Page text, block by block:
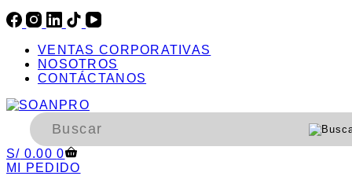
VENTAS CORPORATIVAS
NOSOTROS
CONTÁCTANOS
Carro
de
S/ 0.00 0
MI PEDIDO